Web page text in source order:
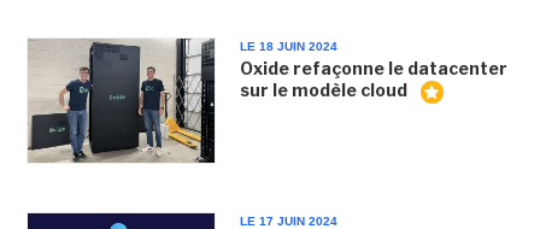
LE 18 JUIN 2024
Oxide refaçonne le datacenter
sur le modèle cloud
LE 17 JUIN 2024